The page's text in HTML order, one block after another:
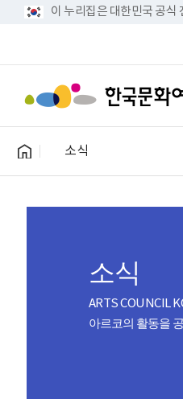
이 누리집은 대한민국 공식
소식
소식
ARTS COUNCIL
아르코의 활동을